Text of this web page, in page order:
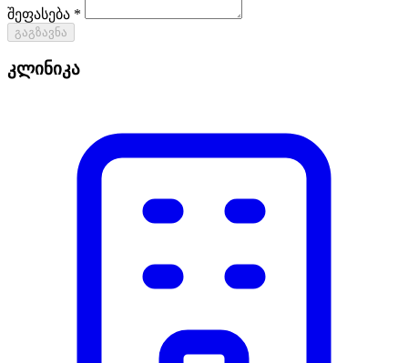
შეფასება *
გაგზავნა
კლინიკა